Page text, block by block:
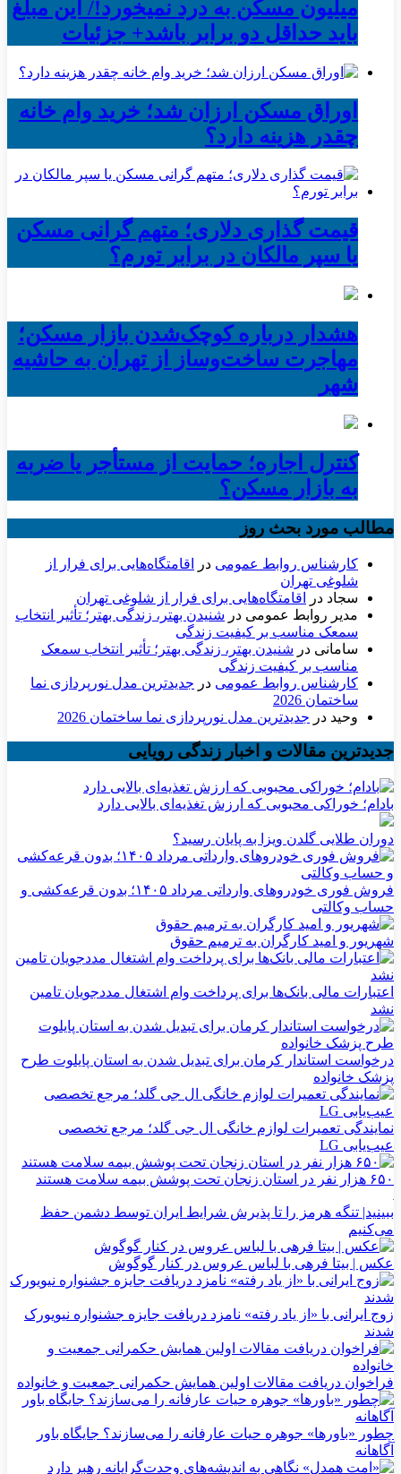
میلیون مسکن به درد نمیخورد!/ این مبلغ
باید حداقل دو برابر باشد+ جزئیات
اوراق مسکن ارزان شد؛ خرید وام خانه
چقدر هزینه دارد؟
قیمت گذاری دلاری؛ متهم گرانی مسکن
یا سپر مالکان در برابر تورم؟
هشدار درباره کوچک‌شدن بازار مسکن؛
مهاجرت ساخت‌وساز از تهران به حاشیه‌
شهر
کنترل اجاره؛ حمایت از مستأجر یا ضربه
به بازار مسکن؟
مطالب مورد بحث روز
کارشناس روابط عمومی در
اقامتگاه‌هایی برای فرار از
شلوغی تهران
سجاد در
اقامتگاه‌هایی برای فرار از شلوغی تهران
مدیر روابط عمومی در شنیدن بهتر، زندگی بهتر؛ تأثیر انتخاب
سمعک مناسب بر کیفیت زندگی
سامانی در شنیدن بهتر، زندگی بهتر؛ تأثیر انتخاب سمعک
مناسب بر کیفیت زندگی
کارشناس روابط عمومی در جدیدترین مدل نورپردازی نما
ساختمان 2026
وحید در جدیدترین مدل نورپردازی نما ساختمان 2026
جدیدترین مقالات و اخبار زندگی رویایی
بادام؛ خوراکی محبوبی که ارزش تغذیه‌ای بالایی دارد
دوران طلایی گلدن ویزا به پایان رسید؟
فروش فوری خودروهای وارداتی مرداد ۱۴۰۵؛ بدون قرعه‌کشی و
حساب وکالتی
شهریور و امید کارگران به ترمیم حقوق
اعتبارات مالی بانک‌ها برای پرداخت وام اشتغال مددجویان تامین
نشد
درخواست استاندار کرمان برای تبدیل شدن به استان پایلوت طرح
پزشک خانواده
نمایندگی تعمیرات لوازم خانگی ال جی گلد؛ مرجع تخصصی
عیب‌یابی LG
۶۵۰ هزار نفر در استان زنجان تحت پوشش بیمه سلامت هستند
ببینید| تنگه هرمز را تا پذیرش شرایط ایران توسط دشمن حفظ
می‌کنیم
عکس | بیتا فرهی با لباس عروس در کنار گوگوش
زوج ایرانی با «از یاد رفته» نامزد دریافت جایزه جشنواره نیویورک
شدند
فراخوان دریافت مقالات اولین همایش حکمرانی جمعیت و خانواده
چطور «باورها» جوهره حیات عارفانه را می‌سازند؟ جایگاه باور
آگاهانه